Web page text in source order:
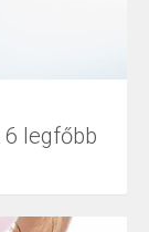
legfőbb